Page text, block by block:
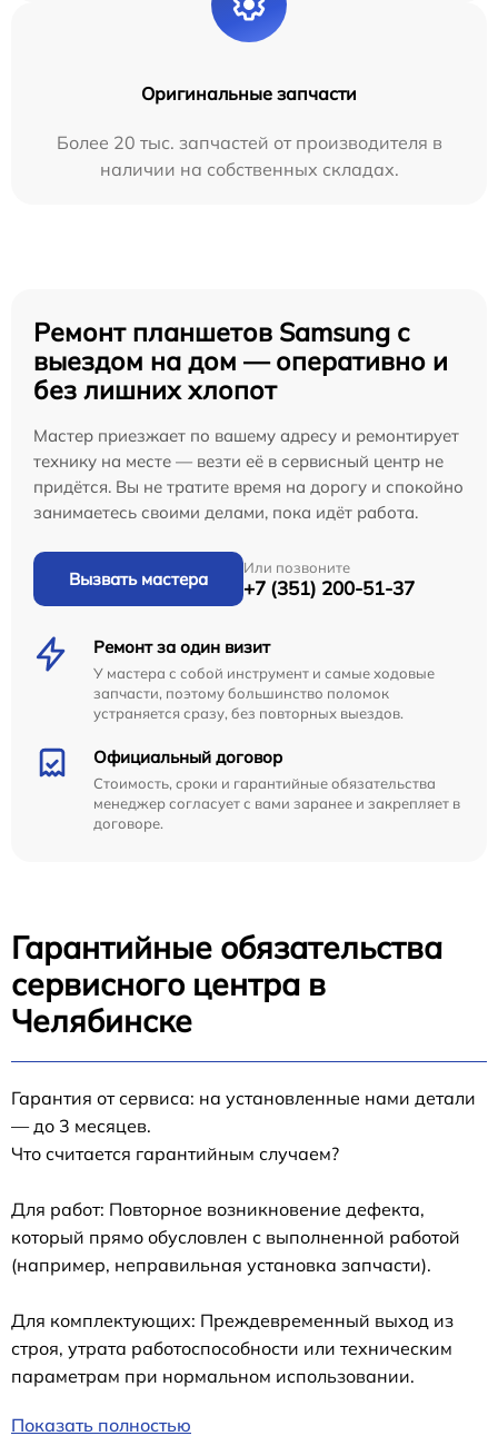
Оригинальные запчасти
Более 20 тыс. запчастей от производителя в
наличии на собственных складах.
Ремонт планшетов Samsung с
выездом на дом — оперативно и
без лишних хлопот
Мастер приезжает по вашему адресу и ремонтирует
технику на месте — везти её в сервисный центр не
придётся. Вы не тратите время на дорогу и спокойно
занимаетесь своими делами, пока идёт работа.
Вызвать мастера
Или позвоните
+7 (351) 200-51-37
Ремонт за один визит
У мастера с собой инструмент и самые ходовые
запчасти, поэтому большинство поломок
устраняется сразу, без повторных выездов.
Официальный договор
Стоимость, сроки и гарантийные обязательства
менеджер согласует с вами заранее и закрепляет в
договоре.
Гарантийные обязательства
сервисного центра в
Челябинске
Гарантия от сервиса: на установленные нами детали
— до 3 месяцев.
Что считается гарантийным случаем?
Для работ: Повторное возникновение дефекта,
который прямо обусловлен с выполненной работой
(например, неправильная установка запчасти).
Для комплектующих: Преждевременный выход из
строя, утрата работоспособности или техническим
параметрам при нормальном использовании.
Показать полностью